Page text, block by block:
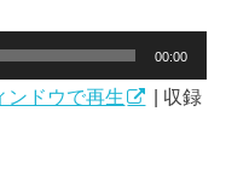
00:00
ンドウで再生 | 収録